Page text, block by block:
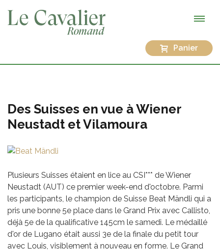
Panier
Des Suisses en vue à Wiener
Neustadt et Vilamoura
Plusieurs Suisses étaient en lice au CSI*** de Wiener
Neustadt (AUT) ce premier week-end d'octobre. Parmi
les participants, le champion de Suisse Beat Mändli qui a
pris une bonne 5e place dans le Grand Prix avec Callisto,
déjà 5e de la qualificative 145cm le samedi. Le médaillé
d'or de Lugano était aussi 3e de la finale du petit tour
avec Louis, visiblement à nouveau en forme. Le Grand